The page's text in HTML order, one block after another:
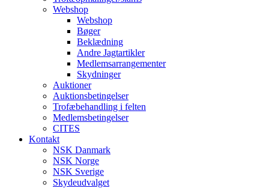
Webshop
Webshop
Bøger
Beklædning
Andre Jagtartikler
Medlemsarrangementer
Skydninger
Auktioner
Auktionsbetingelser
Trofæbehandling i felten
Medlemsbetingelser
CITES
Kontakt
NSK Danmark
NSK Norge
NSK Sverige
Skydeudvalget